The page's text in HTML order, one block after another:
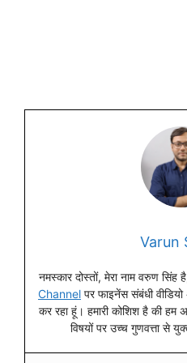
Varun
नमस्कार दोस्तों, मेरा नाम वरुण
Channel पर फाइनेंस संबंधी
कर रहा हूं। हमारी कोशिश है की हम
विषयों पर उच्च गुणवत्ता से